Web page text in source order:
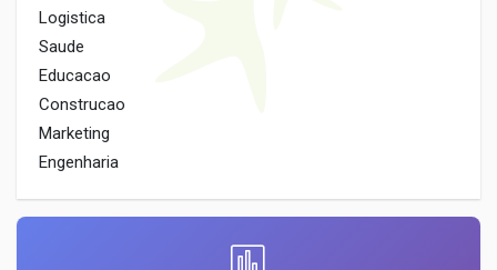
Logistica
Saude
Educacao
Construcao
Marketing
Engenharia